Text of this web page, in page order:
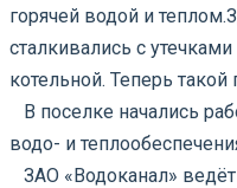
горячей водой и теплом.
сталкивались с
котельной. Теперь
⠀В поселке начались
водо- и
⠀ЗАО «Водоканал»